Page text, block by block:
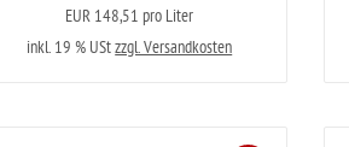
EUR 148,51 pro Liter
inkl. 19 % UStzzgl. Versandkosten